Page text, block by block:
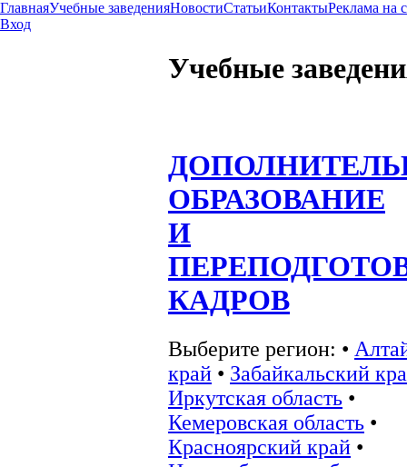
ГлавнаяУчебные заведенияНовостиСтатьиКонтактыРеклама на
Вход
Учебные
ОБРАЗОВАНИЕ
И
КАДРОВ
Выберите регион: •
край • Забайкальский
Иркутская область •
Кемеровская область •
Красноярский край •